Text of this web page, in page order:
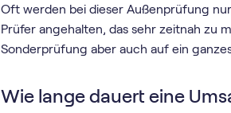
Oft werden bei dieser Außenprüfung
Prüfer angehalten, das sehr zeitnah zu
Sonderprüfung aber auch auf ein
Wie lange dauert eine